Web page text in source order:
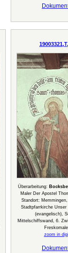
Überarbeitung:
Maler Der Apostel
Standort:
Stadtpfarrkirche Unser
(evangelisch),
Mittelschiffswand, 6.
zoom in